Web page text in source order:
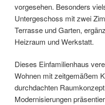
vorgesehen. Besonders
Untergeschoss mit zwei
Terrasse und Garten,
Heizraum und Werkstatt.
Dieses Einfamilienhaus
Wohnen mit zeitgemäßem
durchdachten
Modernisierungen